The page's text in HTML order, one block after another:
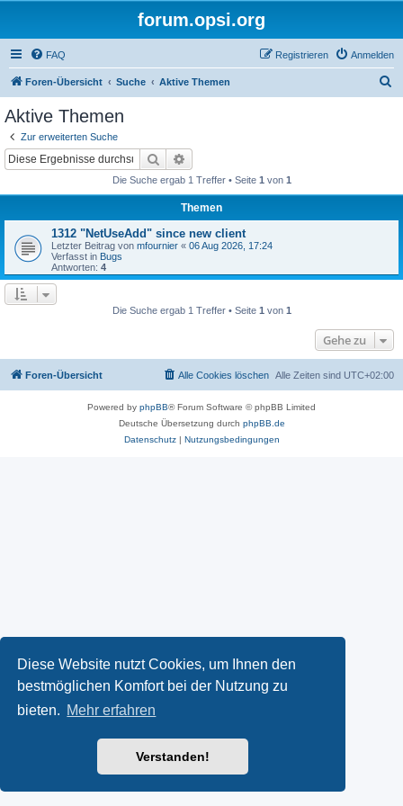
Diese Website nutzt Cookies, um Ihnen den
bestmöglichen Komfort bei der Nutzung zu
bieten. Mehr erfahren
Verstanden!
forum.opsi.org
FAQ Anmelden
Registrieren
Foren-Übersicht Suche Aktive Themen
Aktive Themen
Zur erweiterten Suche
Suche
Die Suche ergab 1 Treffer • Seite 1 von 1
Themen
1312 "NetUseAdd" since new client
Letzter Beitrag von mfournier « 06 Aug 2026, 17:24
Verfasst in Bugs
Antworten: 4
Die Suche ergab 1 Treffer • Seite 1 von 1
Gehe zu
Foren-Übersicht Alle Zeiten sind UTC+02:00
Alle Cookies löschen
Powered by phpBB® Forum Software © phpBB Limited
Deutsche Übersetzung durch phpBB.de
Datenschutz| Nutzungsbedingungen